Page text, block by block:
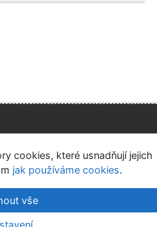
Soukromí
nám Nastavení cookies
Vltavou
cookies, které usnadňují jejich
jak používáme cookies.
vše